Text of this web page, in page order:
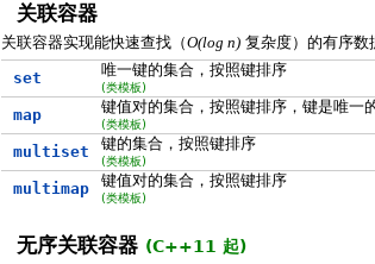
关联容器
关联容器实现能快速查找（O(log n) 复杂度）的有序数
set 唯一键的集合，按照键排序
(类模板)
map 键值对的集合，按照键排序，键是唯一
(类模板)
multiset 键的集合，按照键排序
(类模板)
multimap 键值对的集合，按照键排序
(类模板)
无序关联容器 (C++11 起)